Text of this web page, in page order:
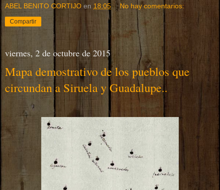
ABEL BENITO CORTIJO en 18:05 No hay comentarios:
Compartir
viernes, 2 de octubre de 2015
Mapa demostrativo de los pueblos que
circundan a Siruela y Guadalupe..